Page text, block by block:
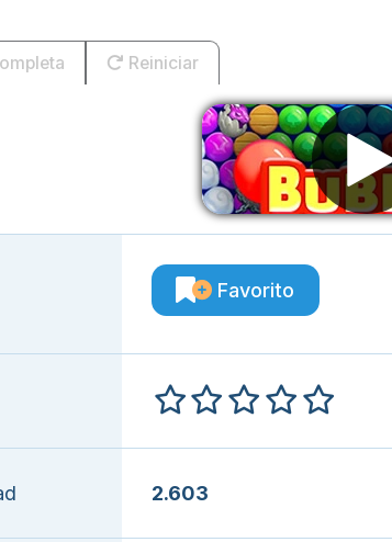
Reiniciar
Favorito
2.603